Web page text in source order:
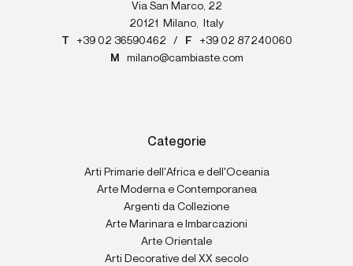
Via San Marco, 22
20121
Milano,
Italy
T
+39 02 36590462 / F
+39 02 87240060
M
milano@cambiaste.com
Categorie
Arti Primarie dell'Africa e dell'Oceania
Arte Moderna e Contemporanea
Argenti da Collezione
Arte Marinara e Imbarcazioni
Arte Orientale
Arti Decorative del XX secolo